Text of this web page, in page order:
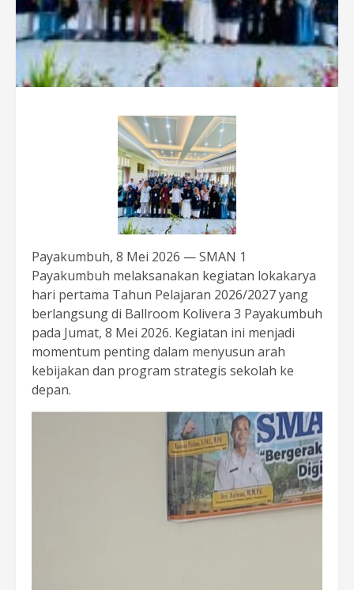
Payakumbuh, 8 Mei 2026 — SMAN 1
Payakumbuh melaksanakan kegiatan lokakarya
hari pertama Tahun Pelajaran 2026/2027 yang
berlangsung di Ballroom Kolivera 3 Payakumbuh
pada Jumat, 8 Mei 2026. Kegiatan ini menjadi
momentum penting dalam menyusun arah
kebijakan dan program strategis sekolah ke
depan.